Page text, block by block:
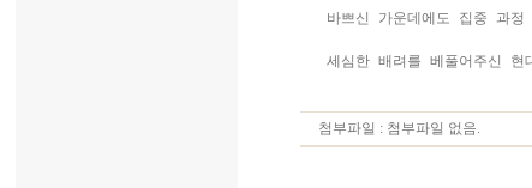
바쁘신 가운데에도 집중 과
세심한 배려를 베풀어주신
첨부파일 : 첨부파일 없음.